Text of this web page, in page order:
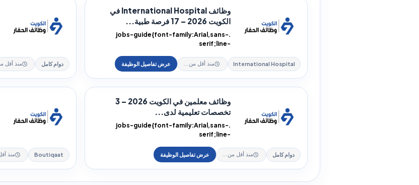
وظائف International Hospital في
الكويت 2026 – 17 فرصة طبية...
.jobs-guide{font-family:Arial,sans-
serif;line-
h1,.jobs-guide ... International Hospital دوام كامل
وظائف معلمين في الكويت 2026 – 3
تخصصات تعليمية لدى...
.jobs-guide{font-family:Arial,sans-
serif;line-
h1,.jobs-guide ...
دوام كامل Boutiqaat